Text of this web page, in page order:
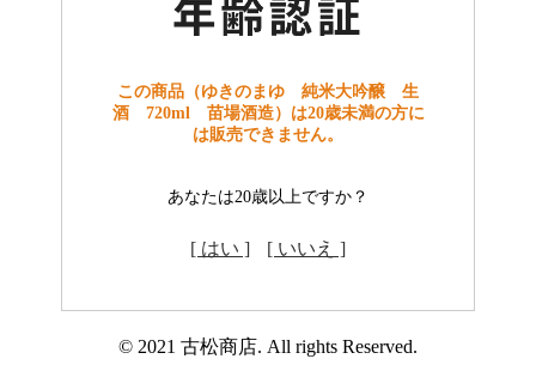
この商品（ゆきのまゆ 純米大吟醸 生
酒 720ml 苗場酒造）は20歳未満の方に
は販売できません。
あなたは20歳以上ですか？
[ はい ] [ いいえ ]
© 2021 古松商店. All rights Reserved.